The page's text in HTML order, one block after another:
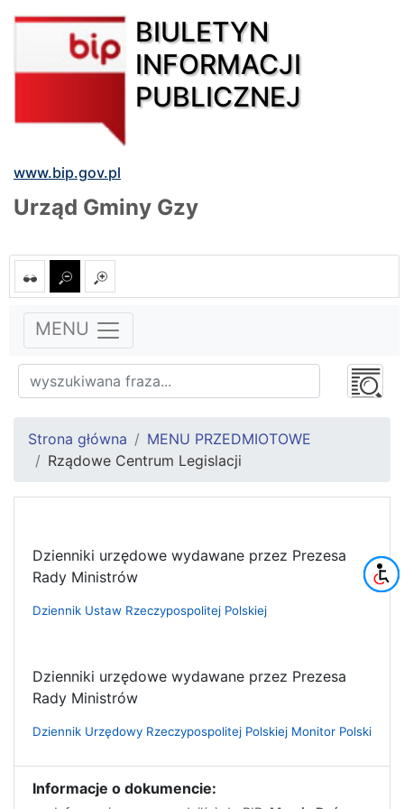
BIULETYN
INFORMACJI
PUBLICZNEJ
www.bip.gov.pl
Urząd Gminy Gzy
MENU
Strona główna
MENU PRZEDMIOTOWE
Rządowe Centrum Legislacji
Dzienniki urzędowe wydawane przez Prezesa
Rady Ministrów
Dziennik Ustaw Rzeczypospolitej Polskiej
Dzienniki urzędowe wydawane przez Prezesa
Rady Ministrów
Dziennik Urzędowy Rzeczypospolitej Polskiej Monitor Polski
Informacje o dokumencie: